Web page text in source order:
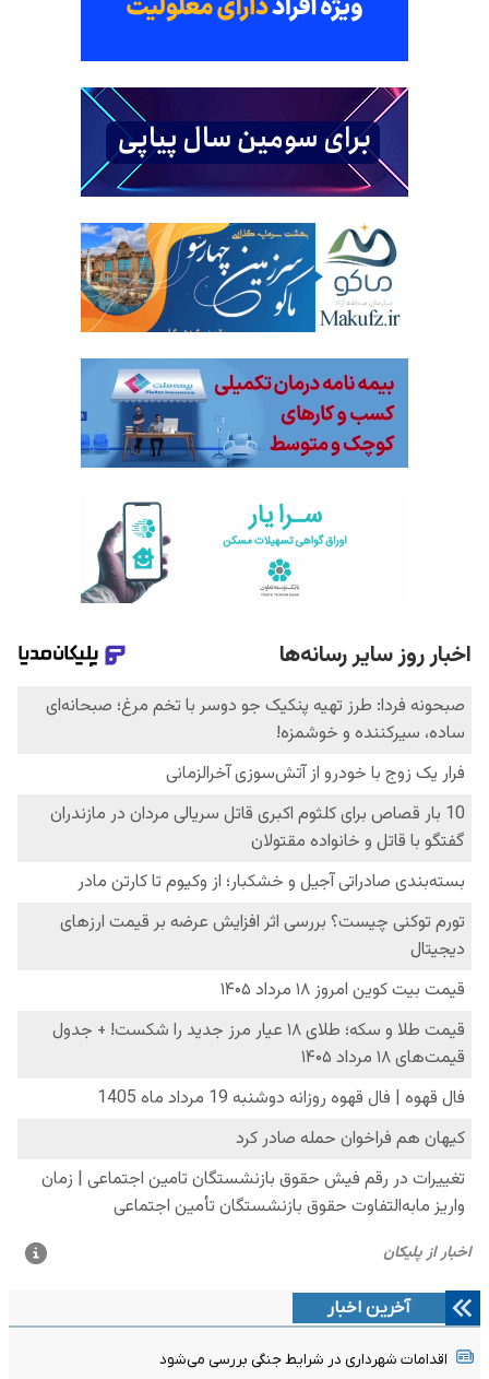
آخرین اخبار
اقدامات شهرداری در شرایط جنگی بررسی می‌شود